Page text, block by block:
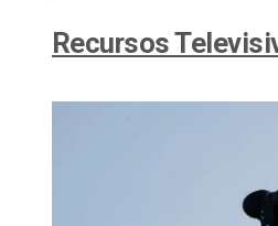
Recursos